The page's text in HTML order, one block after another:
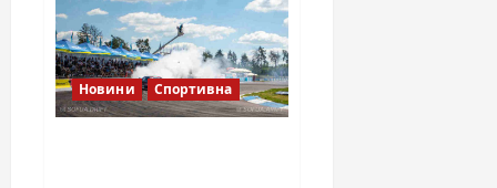
і
бізнес
Новини Спортивна